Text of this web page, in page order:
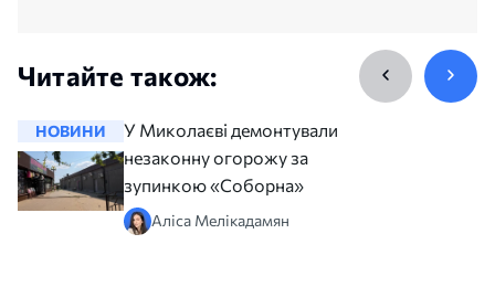
Читайте також:
НОВИНИ
У Миколаєві демонтували
незаконну огорожу за
зупинкою «Соборна»
Аліса Мелікадамян